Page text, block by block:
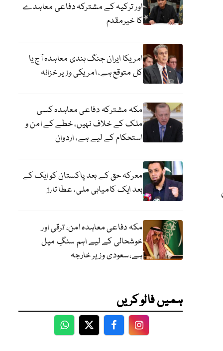
اور ترکیہ کے مشترکہ دفاعی معاہدے
کا خیرمقدم
امریکا ایران جنگ بندی معاہدہ آج یا
کل متوقع ہے، امریکی وزیر خزانہ
مکہ مشترکہ دفاعی معاہدہ کسی
ملک کے خلاف نہیں، خطے کے امن و
استحکام کے لیے ہے، اردوان
معرکہ حق کے بعد پاکستان کو ایک کے
بعد ایک کامیابی ملی، عطا تارڑ
مکہ دفاعی معاہدہ امن، ترقی اور
خوشحالی کے لیے اہم سنگِ میل
ہے،سعودی وزیر خارجہ
ہمیں فالو کریں
WhatsApp
TwitterFacebookFacebook